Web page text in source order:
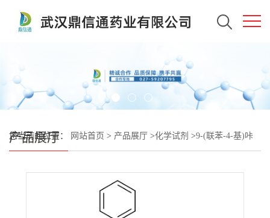
产品展厅
您当前的位置： 网站首页 > 产品展厅 >化学试剂 >9-(联苯-4-基)咔